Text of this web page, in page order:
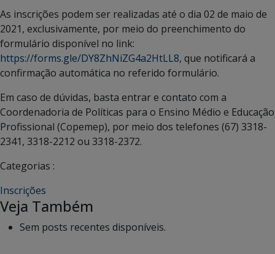
As inscrições podem ser realizadas até o dia 02 de maio de
2021, exclusivamente, por meio do preenchimento do
formulário disponível no link:
https://forms.gle/DY8ZhNiZG4a2HtLL8, que notificará a
confirmação automática no referido formulário.
Em caso de dúvidas, basta entrar e contato com a
Coordenadoria de Políticas para o Ensino Médio e Educação
Profissional (Copemep), por meio dos telefones (67) 3318-
2341, 3318-2212 ou 3318-2372.
Categorias :
Inscrições
Veja Também
Sem posts recentes disponíveis.